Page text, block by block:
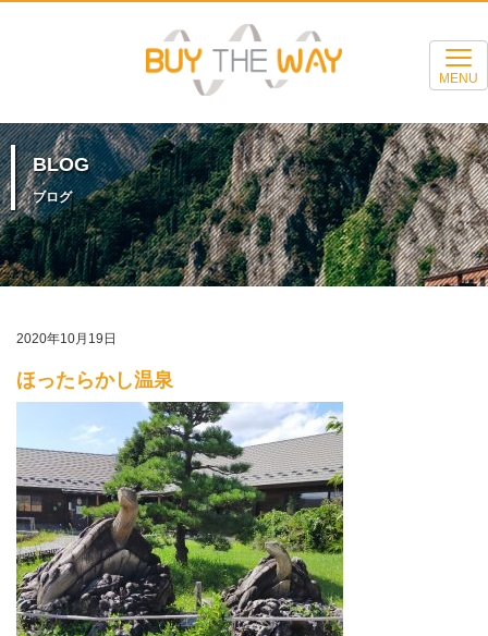
MENU
BLOG
ブログ
2020年10月19日
ほったらかし温泉